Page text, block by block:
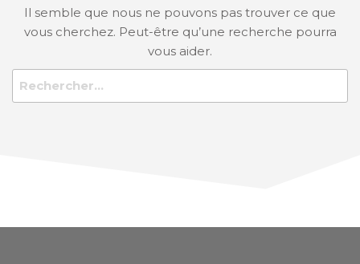
Il semble que nous ne pouvons pas trouver ce que
vous cherchez. Peut-être qu’une recherche pourra
vous aider.